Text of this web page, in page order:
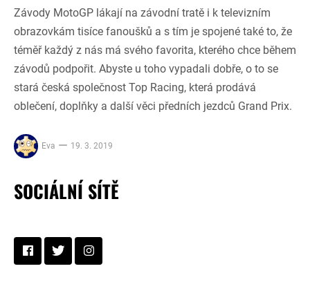
Závody MotoGP lákají na závodní tratě i k televizním
obrazovkám tisíce fanoušků a s tím je spojené také to, že
téměř každý z nás má svého favorita, kterého chce během
závodů podpořit. Abyste u toho vypadali dobře, o to se
stará česká společnost Top Racing, která prodává
oblečení, doplňky a další věci předních jezdců Grand Prix.
Eva 19. 3. 2019
SOCIÁLNÍ SÍTĚ